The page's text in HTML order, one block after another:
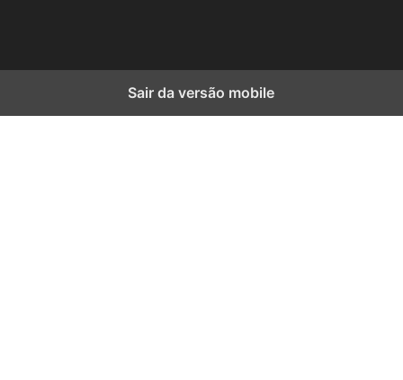
Sair da versão mobile